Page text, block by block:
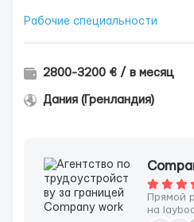
Рабочие специальности
2800-3200 € / в месяц
Дания (Гренландия)
Прямой
на